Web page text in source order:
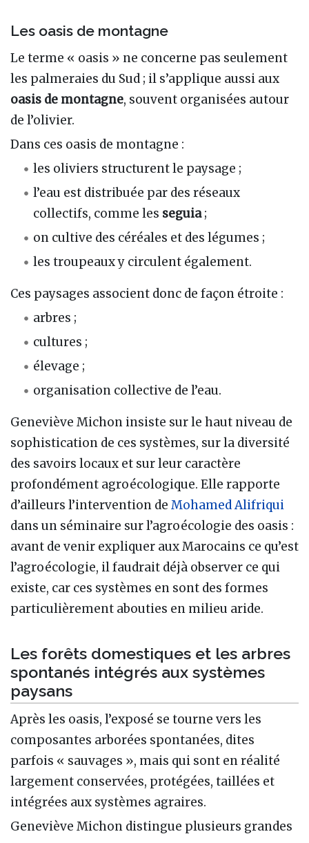
Les oasis de montagne
Le terme « oasis » ne concerne pas seulement
les palmeraies du Sud ; il s’applique aussi aux
oasis de montagne, souvent organisées autour
de l’olivier.
Dans ces oasis de montagne :
les oliviers structurent le paysage ;
l’eau est distribuée par des réseaux
collectifs, comme les seguia;
on cultive des céréales et des légumes ;
les troupeaux y circulent également.
Ces paysages associent donc de façon étroite :
arbres ;
cultures ;
élevage ;
organisation collective de l’eau.
Geneviève Michon insiste sur le haut niveau de
sophistication de ces systèmes, sur la diversité
des savoirs locaux et sur leur caractère
profondément agroécologique. Elle rapporte
d’ailleurs l’intervention de Mohamed Alifriqui
dans un séminaire sur l’agroécologie des oasis :
avant de venir expliquer aux Marocains ce qu’est
l’agroécologie, il faudrait déjà observer ce qui
existe, car ces systèmes en sont des formes
particulièrement abouties en milieu aride.
Les forêts domestiques et les arbres
spontanés intégrés aux systèmes
paysans
Après les oasis, l’exposé se tourne vers les
composantes arborées spontanées, dites
parfois « sauvages », mais qui sont en réalité
largement conservées, protégées, taillées et
intégrées aux systèmes agraires.
Geneviève Michon distingue plusieurs grandes